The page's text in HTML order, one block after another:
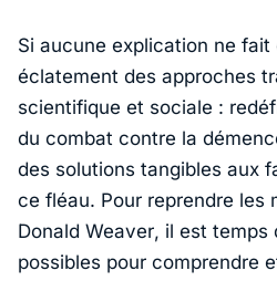
Si aucune explication ne fait
éclatement des approches
scientifique et sociale :
du combat contre la
des solutions tangibles aux
ce fléau. Pour reprendre les
Donald Weaver, il est temps
possibles pour comprendre